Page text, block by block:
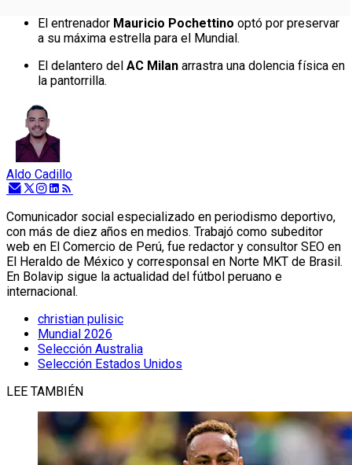
El entrenador Mauricio Pochettino optó por preservar
a su máxima estrella para el Mundial.
El delantero del AC Milan arrastra una dolencia física en
la pantorrilla.
Aldo Cadillo
Comunicador social especializado en periodismo deportivo,
con más de diez años en medios. Trabajó como subeditor
web en El Comercio de Perú, fue redactor y consultor SEO en
El Heraldo de México y corresponsal en Norte MKT de Brasil.
En Bolavip sigue la actualidad del fútbol peruano e
internacional.
christian pulisic
Mundial 2026
Selección Australia
Selección Estados Unidos
LEE TAMBIÉN